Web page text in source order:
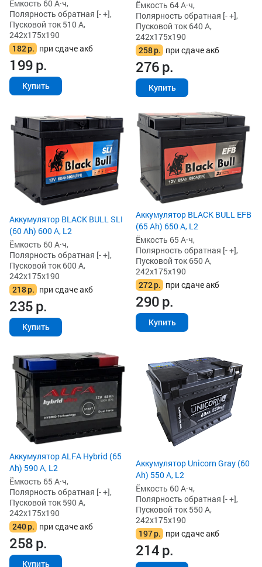
Ёмкость 60 А·ч,
Полярность обратная [- +],
Пусковой ток 510 А,
242x175x190
182р. при сдаче акб
199р.
Купить
Ёмкость 64 А·ч,
Полярность обратная [- +],
Пусковой ток 640 А,
242x175x190
258р. при сдаче акб
276р.
Купить
Аккумулятор BLACK BULL SLI
(60 Ah) 600 А, L2
Ёмкость 60 А·ч,
Полярность обратная [- +],
Пусковой ток 600 А,
242x175x190
218р. при сдаче акб
235р.
Купить
Аккумулятор BLACK BULL EFB
(65 Ah) 650 А, L2
Ёмкость 65 А·ч,
Полярность обратная [- +],
Пусковой ток 650 А,
242x175x190
272р. при сдаче акб
290р.
Купить
Аккумулятор ALFA Hybrid (65
Ah) 590 А, L2
Ёмкость 65 А·ч,
Полярность обратная [- +],
Пусковой ток 590 А,
242x175x190
240р. при сдаче акб
258р.
Купить
Аккумулятор Unicorn Gray (60
Ah) 550 А, L2
Ёмкость 60 А·ч,
Полярность обратная [- +],
Пусковой ток 550 А,
242x175x190
197р. при сдаче акб
214р.